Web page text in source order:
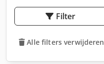
Filter
Alle filters verwijderen